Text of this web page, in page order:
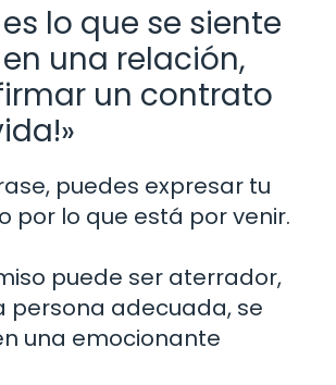
lo que se siente
una relación,
un contrato
puedes expresar tu
por lo que está por venir.
puede ser aterrador,
persona adecuada, se
una emocionante